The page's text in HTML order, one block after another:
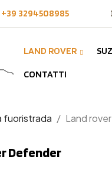
+39 3294508985
LAND ROVER
CONTATTI
fuoristrada Land
Defender